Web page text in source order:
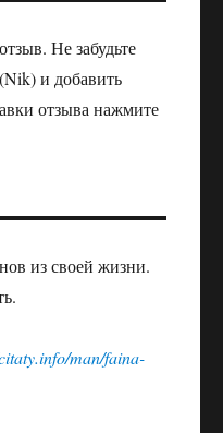
Не забудьте
и добавить
отзыва нажмите
из своей жизни.
man/faina-